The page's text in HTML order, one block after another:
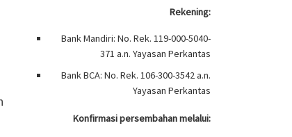
Rekening:
Bank Mandiri: No. Rek. 119-000-5040-
371 a.n. Yayasan Perkantas
Bank BCA: No. Rek. 106-300-3542 a.n.
Yayasan Perkantas
Konfirmasi persembahan melalui: